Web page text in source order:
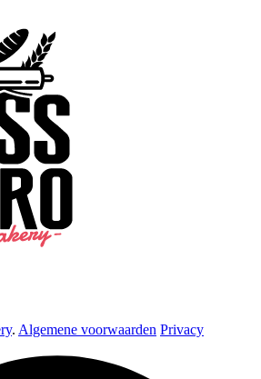
. Algemene voorwaarden Privacy